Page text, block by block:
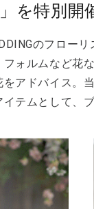
を特別開
のフロー
ォルムなど花
アドバイス。
テムとして、